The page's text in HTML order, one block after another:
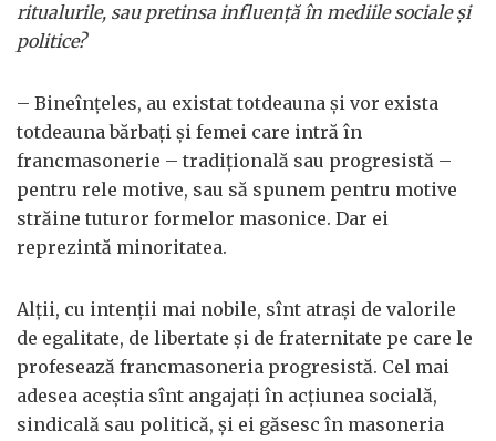
ritualurile, sau pretinsa influenţă în mediile sociale şi
politice?
– Bineînţeles, au existat totdeauna şi vor exista
totdeauna bărbaţi şi femei care intră în
francmasonerie – tradiţională sau progresistă –
pentru rele motive, sau să spunem pentru motive
străine tuturor formelor masonice. Dar ei
reprezintă minoritatea.
Alţii, cu intenţii mai nobile, sînt atraşi de valorile
de egalitate, de libertate şi de fraternitate pe care le
profesează francmasoneria progresistă. Cel mai
adesea aceştia sînt angajaţi în acţiunea socială,
sindicală sau politică, şi ei găsesc în masoneria